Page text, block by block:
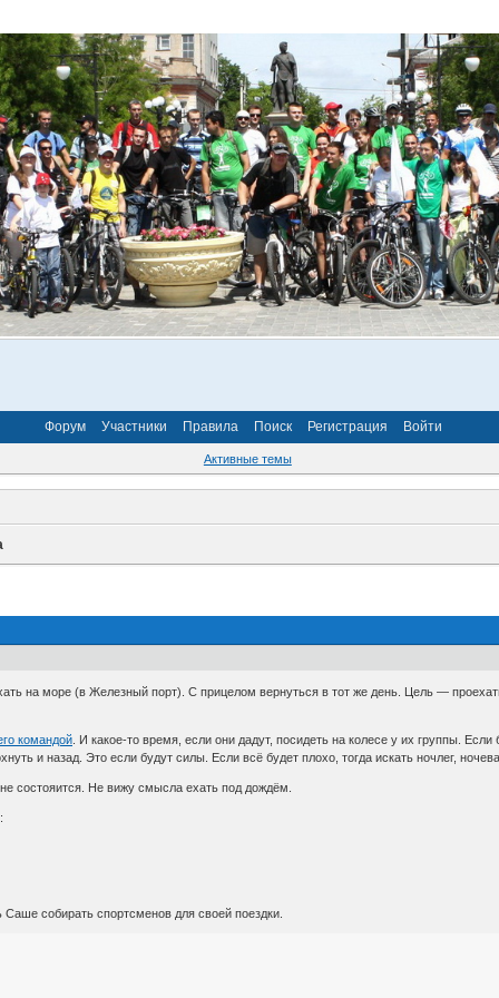
Форум Участники Правила Поиск Регистрация Войти
Активные темы
на море (в Железный порт). С прицелом вернуться в тот же день. Цель —
командой . И какое-то время, если они дадут, посидеть на колесе у их группы.
и назад. Это если будут силы. Если всё будет плохо, тогда искать ночлег,
состояится. Не вижу смысла ехать под дождём.
собирать спортсменов для своей поездки.